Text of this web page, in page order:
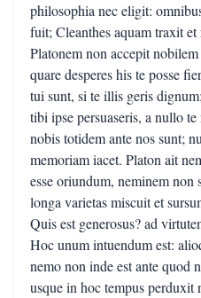
philosophia nec eligit:
fuit; Cleanthes aquam traxit
Platonem non accepit
quare desperes his te posse
tui sunt, si te illis geris
tibi ipse persuaseris, a nullo
nobis totidem ante nos sunt;
memoriam iacet. Platon ait
esse oriundum, neminem non
longa varietas miscuit et
Quis est generosus? ad
Hoc unum intuendum est:
nemo non inde est ante
usque in hoc tempus perduxit